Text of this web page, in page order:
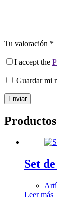
Tu valoración *
I accept the
Guardar mi
Enviar
Set
Leer más